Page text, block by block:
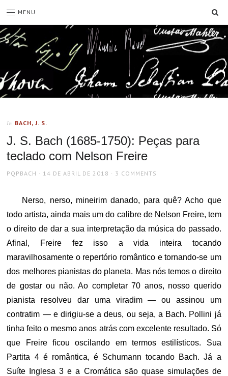
MENU
In BACH, J. S.
J. S. Bach (1685-1750): Peças para
teclado com Nelson Freire
AUTHOR
PQPBACH
POSTED
14 DE ABRIL DE 2018 3 COMMENTS
Nerso, nerso, mineirim danado, para quê? Acho que
todo artista, ainda mais um do calibre de Nelson Freire, tem
o direito de dar a sua interpretação da música do passado.
Afinal, Freire fez isso a vida inteira tocando
maravilhosamente o repertório romântico e tornando-se um
dos melhores pianistas do planeta. Mas nós temos o direito
de gostar ou não. Ao completar 70 anos, nosso querido
pianista resolveu dar uma viradim — ou assinou um
contratim — e dirigiu-se a deus, ou seja, a Bach. Pollini já
tinha feito o mesmo anos atrás com excelente resultado. Só
que Freire ficou oscilando em termos estilísticos. Sua
Partita 4 é romântica, é Schumann tocando Bach. Já a
Suíte Inglesa 3 e a Cromática são quase simulações de